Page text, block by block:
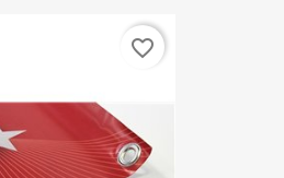
favorite_border